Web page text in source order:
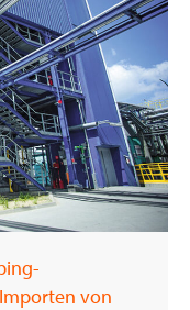
von